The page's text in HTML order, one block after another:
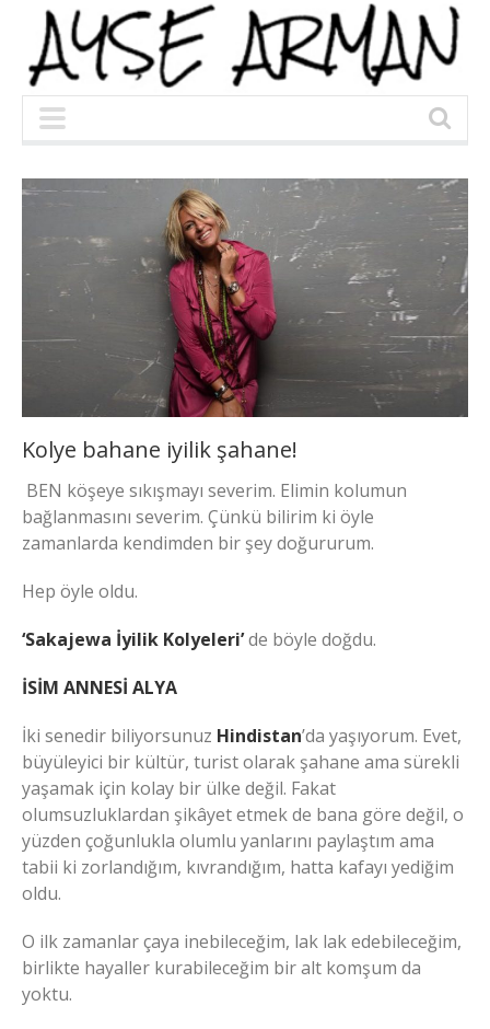
Kolye bahane iyilik şahane!
BEN köşeye sıkışmayı severim. Elimin kolumun
bağlanmasını severim. Çünkü bilirim ki öyle
zamanlarda kendimden bir şey doğururum.
Hep öyle oldu.
‘Sakajewa İyilik Kolyeleri’de böyle doğdu.
İSİM ANNESİ ALYA
İki senedir biliyorsunuz Hindistan’da yaşıyorum. Evet,
büyüleyici bir kültür, turist olarak şahane ama sürekli
yaşamak için kolay bir ülke değil. Fakat
olumsuzluklardan şikâyet etmek de bana göre değil, o
yüzden çoğunlukla olumlu yanlarını paylaştım ama
tabii ki zorlandığım, kıvrandığım, hatta kafayı yediğim
oldu.
O ilk zamanlar çaya inebileceğim, lak lak edebileceğim,
birlikte hayaller kurabileceğim bir alt komşum da
yoktu.